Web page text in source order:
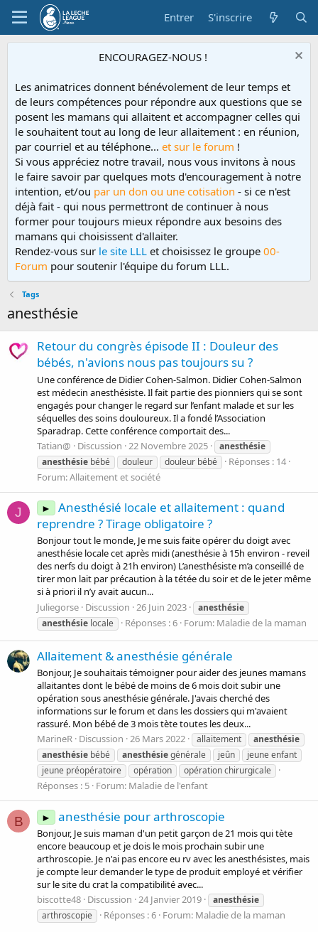
Entrer S'inscrire
ENCOURAGEZ-NOUS !
Les animatrices donnent bénévolement de leur temps et
de leurs compétences pour répondre aux questions que se
posent les mamans qui allaitent et accompagner celles qui
le souhaitent tout au long de leur allaitement : en réunion,
par courriel et au téléphone... et sur le forum !
Si vous appréciez notre travail, nous vous invitons à nous
le faire savoir par quelques mots d'encouragement à notre
intention, et/ou par un don ou une cotisation - si ce n'est
déjà fait - qui nous permettront de continuer à nous
former pour toujours mieux répondre aux besoins des
mamans qui choisissent d'allaiter.
Rendez-vous sur le site LLL et choisissez le groupe 00-
Forum pour soutenir l'équipe du forum LLL.
Tags
anesthésie
Retour du congrès épisode II : Douleur des
bébés, n'avions nous pas toujours su ?
Une conférence de Didier Cohen-Salmon. Didier Cohen-Salmon
est médecin anesthésiste. Il fait partie des pionniers qui se sont
engagés pour changer le regard sur l’enfant malade et sur les
séquelles des soins douloureux. Il a fondé l’Association
Sparadrap. Cette conférence comportait des...
Tatian@
Discussion 22 Novembre 2025
anesthésie
anesthésie bébé douleur douleur bébé
Réponses : 14
Forum:Allaitement et société
J ►
Anesthésié locale et allaitement : quand
reprendre ? Tirage obligatoire ?
Bonjour tout le monde, Je me suis faite opérer du doigt avec
anesthésie locale cet après midi (anesthésie à 15h environ - reveil
des nerfs du doigt à 21h environ) L’anesthésiste m’a conseillé de
tirer mon lait par précaution à la tétée du soir et de le jeter même
si à priori il n’y avait aucun...
Juliegorse Discussion 26 Juin 2023
anesthésie
anesthésie locale Réponses : 6 Forum: Maladie de la maman
Allaitement & anesthésie générale
Bonjour, Je souhaitais témoigner pour aider des jeunes mamans
allaitantes dont le bébé de moins de 6 mois doit subir une
opération sous anesthésie générale. J'avais cherché des
informations sur le forum et dans les dossiers qui m'avaient
rassuré. Mon bébé de 3 mois tète toutes les deux...
MarineR Discussion 26 Mars 2022 allaitement
anesthésie
anesthésie bébé anesthésiegénérale jeûn
jeune enfant
jeune préopératoire
opération opération chirurgicale
Réponses : 5 Forum: Maladie de l'enfant
B ► anesthésie pour arthroscopie
Bonjour, Je suis maman d'un petit garçon de 21 mois qui tète
encore beaucoup et je dois le mois prochain subir une
arthroscopie. Je n'ai pas encore eu rv avec les anesthésistes, mais
je compte leur demander le type de produit employé et vérifier
sur le site du crat la compatibilité avec...
biscotte48 Discussion 24 Janvier 2019
anesthésie
arthroscopie
Réponses : 6 Forum: Maladie de la maman